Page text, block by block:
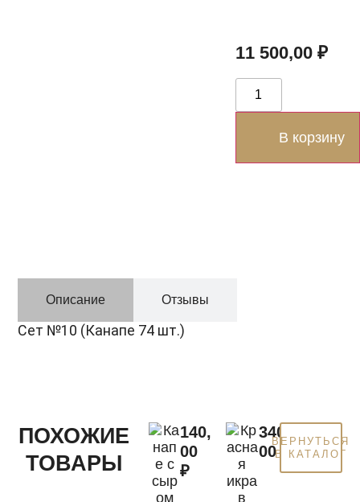
11 500,00 ₽
В корзину
Описание Отзывы
Сет №10 (Канапе 74 шт.)
ПОХОЖИЕ
ТОВАРЫ
140,
00
₽
340,
00 ₽
ВЕРНУТЬСЯ
В КАТАЛОГ